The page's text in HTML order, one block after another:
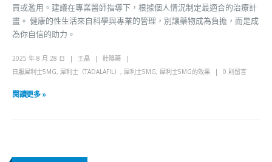
買或濫用。建議在專業醫師指導下，根據個人情況制定最適合的治療計
畫。 健康的性生活來自科學與專業的管理，別讓藥物成為負擔，而是成
為你自信的助力。
2025 年 8 月 28 日 王晶
壯陽藥
日服犀利士5MG, 犀利士（TADALAFIL） , 犀利士5MG, 犀利士5MG的效果 0 則留言
閱讀更多 »